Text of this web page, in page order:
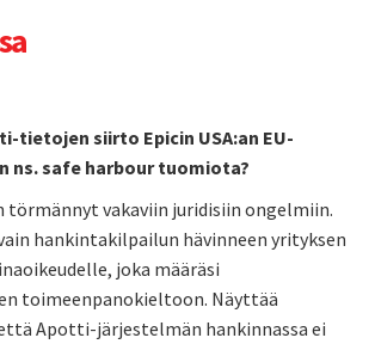
tietojen siirto Epicin USA:an EU-
ns. safe harbour tuomiota?
törmännyt vakaviin juridisiin ongelmiin.
hankintakilpailun hävinneen yrityksen
joka määräsi
toimeenpanokieltoon. Näyttää
Apotti-järjestelmän hankinnassa ei